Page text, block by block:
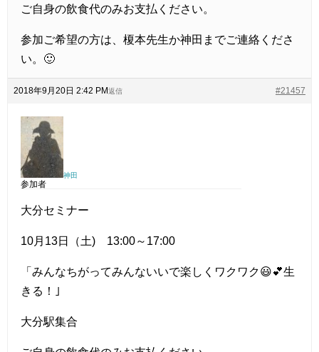
ご自身の飲食代のみお支払ください。
参加ご希望の方は、榎本先生か神田までご連絡くださ
い。🙂
2018年9月20日 2:42 PM #21457
返信
神田
参加者
大分セミナー
10月13日（土) 13:00～17:00
「みんなちがってみんないいで楽しくワクワク😃💕生
きる！｣
大分駅集合